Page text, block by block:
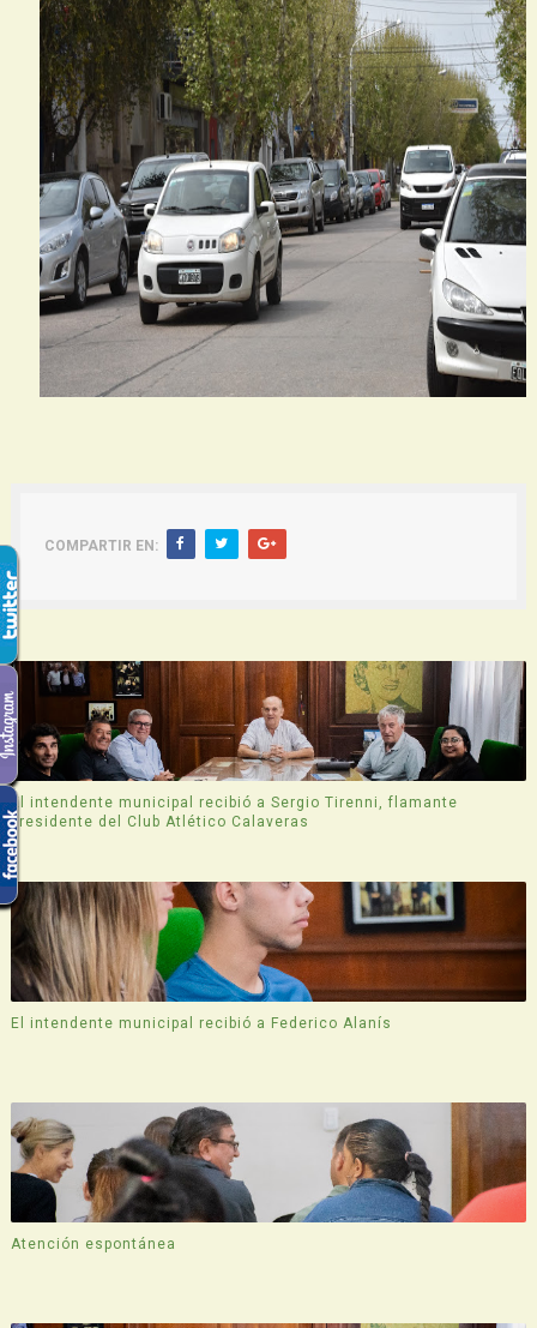
COMPARTIR EN:
El intendente municipal recibió a Sergio Tirenni, flamante
presidente del Club Atlético Calaveras
El intendente municipal recibió a Federico Alanís
Atención espontánea